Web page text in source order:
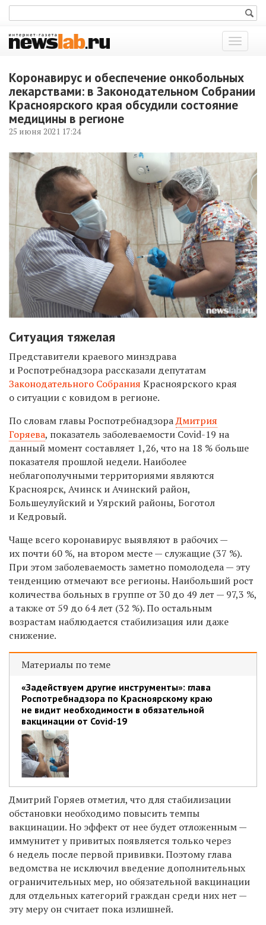
Показать
меню
Коронавирус и обеспечение онкобольных
лекарствами: в Законодательном Собрании
Красноярского края обсудили состояние
медицины в регионе
25 июня 2021 17:24
Ситуация тяжелая
Представители краевого минздрава
и Роспотребнадзора рассказали депутатам
Законодательного Собрания Красноярского края
о ситуации с ковидом в регионе.
По словам главы РоспотребнадзораДмитрия
Горяева, показатель заболеваемости Covid-19 на
данный момент составляет 1,26, что на 18 % больше
показателя прошлой недели. Наиболее
неблагополучными территориями являются
Красноярск, Ачинск и Ачинский район,
Большеулуйский и Уярский районы, Боготол
и Кедровый.
Чаще всего коронавирус выявляют в рабочих —
их почти 60 %, на втором месте — служащие (37 %).
При этом заболеваемость заметно помолодела — эту
тенденцию отмечают все регионы. Наибольший рост
количества больных в группе от 30 до 49 лет — 97,3 %,
а также от 59 до 64 лет (32 %). По остальным
возрастам наблюдается стабилизация или даже
снижение.
Материалы по теме
«Задействуем другие инструменты»: глава
Роспотребнадзора по Красноярскому краю
не видит необходимости в обязательной
вакцинации от Covid-19
Дмитрий Горяев отметил, что для стабилизации
обстановки необходимо повысить темпы
вакцинации. Но эффект от нее будет отложенным —
иммунитет у привитых появляется только через
6 недель после первой прививки. Поэтому глава
ведомства не исключил введение дополнительных
ограничительных мер, но обязательной вакцинации
для отдельных категорий граждан среди них нет —
эту меру он считает пока излишней.